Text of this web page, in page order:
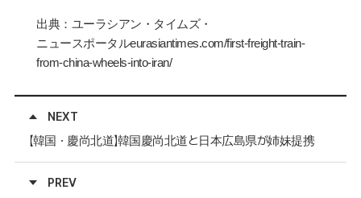
出典：ユーラシアン ・ タイムズ・
ニュ ースポータルeurasiantimes.com/first-freight-train-
from-china-wheels-into-iran/
NEXT
【韓国・慶尚北道】韓国慶尚北道と日本広島県が姉妹提携
PREV